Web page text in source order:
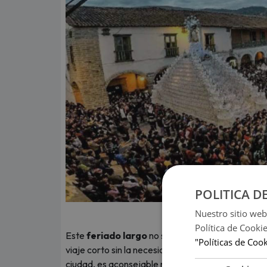
Este feriado largono solo resulta ideal para el
viaje corto sin la necesidad de pedir días
ciudad, es aconsejable realizar reservas con
POLITICA
Nuestro sitio
Política de
"Políticas de